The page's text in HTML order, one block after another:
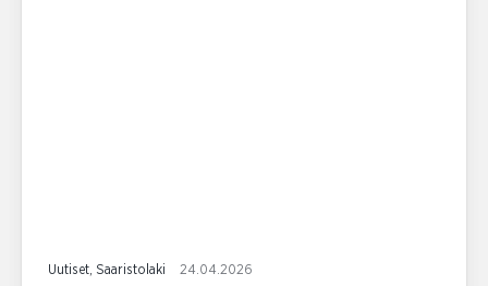
Uutiset, Saaristolaki 24.04.2026